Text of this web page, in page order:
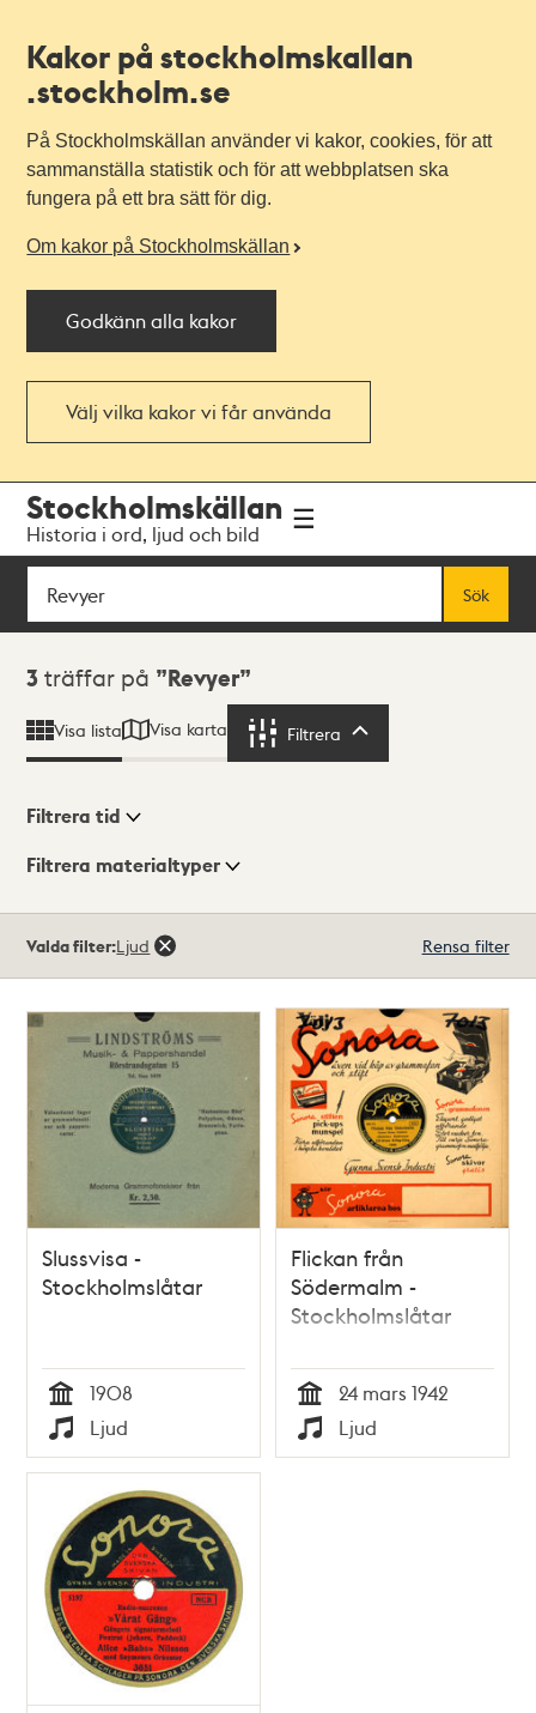
Kakor på stockholmskallan
.stockholm.se
På Stockholmskällan använder vi kakor, cookies, för att
sammanställa statistik och för att webbplatsen ska
fungera på ett bra sätt för dig.
Om kakor på Stockholmskällan
Godkänn alla kakor
Välj vilka kakor vi får använda
navigationen
huvudinnehållet
Stockholmskällan
Historia i ord, ljud och bild
Sök
Sök
Sökresultat
3 träffar på Revyer
Visa lista Visa karta Filtrera
Visningsläge
Filtrera tid
Filtrera materialtyper
träffar
Valda filter:Ljud Rensa filter
Slussvisa -
Stockholmslåtar
Tid
1908
Typ
Ljud
Flickan från
Södermalm -
Stockholmslåtar
Tid
24 mars 1942
Typ
Ljud